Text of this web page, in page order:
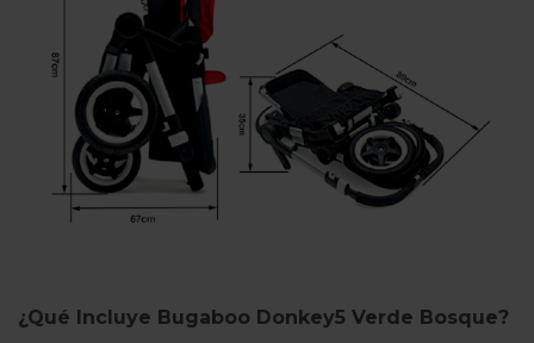
¿Qué Incluye Bugaboo Donkey5 Verde Bosque?